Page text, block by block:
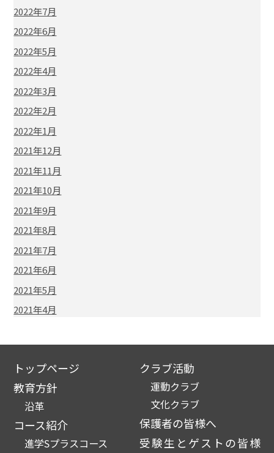
2022年7月
2022年6月
2022年5月
2022年4月
2022年3月
2022年2月
2022年1月
2021年12月
2021年11月
2021年10月
2021年9月
2021年8月
2021年7月
2021年6月
2021年5月
2021年4月
トップページ
教育方針
沿革
コース紹介
進学Sプラスコース
クラブ活動
運動クラブ
文化クラブ
保護者の皆様へ
受験生とゲストの皆様